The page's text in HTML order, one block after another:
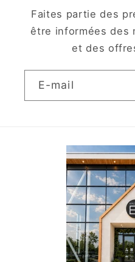
Faites partie des
être informées des
et des
E-mail